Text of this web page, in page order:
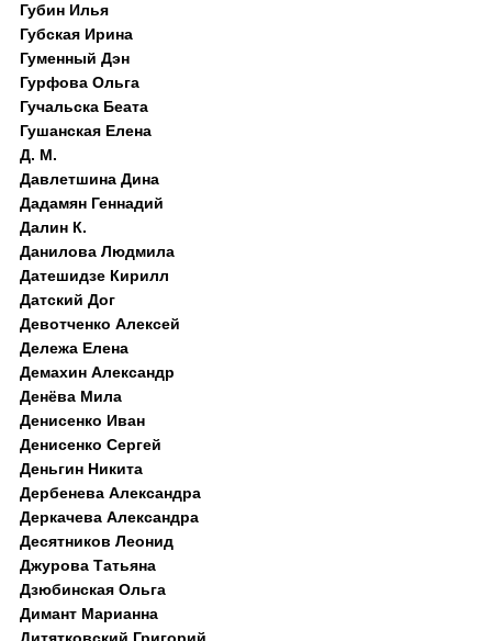
Губин Илья
Губская Ирина
Гуменный Дэн
Гурфова Ольга
Гучальска Беата
Гушанская Елена
Д. M.
Давлетшина Дина
Дадамян Геннадий
Далин К.
Данилова Людмила
Датешидзе Кирилл
Датский Дог
Девотченко Алексей
Дележа Елена
Демахин Александр
Денёва Мила
Денисенко Иван
Денисенко Сергей
Деньгин Никита
Дербенева Александра
Деркачева Александра
Десятников Леонид
Джурова Татьяна
Дзюбинская Ольга
Димант Марианна